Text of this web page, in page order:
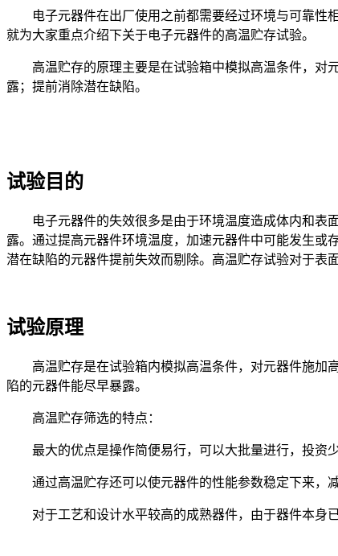
电子元器件在出厂使用之前都需要经过环境与可靠性
就为大家重点介绍下关于电子元器件的高温贮存试验。
高温贮存的原理主要是在试验箱中模拟高温条件，对
露；提前消除潜在缺陷。
试验目的
电子元器件的失效很多是由于环境温度造成体内和
露。通过提高元器件环境温度，加速元器件中可能发生或
潜在缺陷的元器件提前失效而剔除。高温贮存试验对于表
试验原理
高温贮存是在试验箱内模拟高温条件，对元器件施加
陷的元器件能尽早暴露。
高温贮存筛选的特点：
最大的优点是操作简便易行，可以大批量进行，投资
通过高温贮存还可以使元器件的性能参数稳定下来，
对于工艺和设计水平较高的成熟器件，由于器件本身